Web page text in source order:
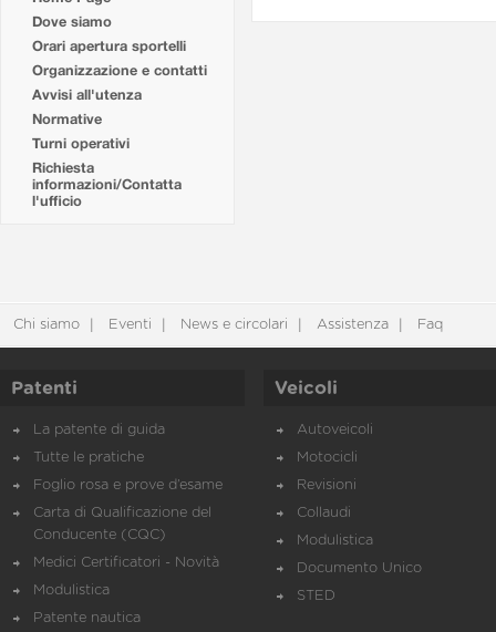
Dove siamo
Orari apertura sportelli
Organizzazione e contatti
Avvisi all'utenza
Normative
Turni operativi
Richiesta
informazioni/Contatta
l'ufficio
Chi siamo Eventi News e circolari Assistenza Faq
Patenti
La patente di guida
Tutte le pratiche
Foglio rosa e prove d’esame
Carta di Qualificazione del
Conducente (CQC)
Medici Certificatori - Novità
Modulistica
Patente nautica
Veicoli
Autoveicoli
Motocicli
Revisioni
Collaudi
Modulistica
Documento Unico
STED